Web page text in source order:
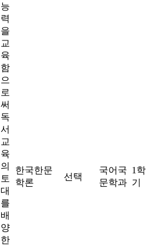
능
력
을
교
육
함
으
로
써
독
서
교
육
의
토
대
를
배
양
한
한국한문
학론
선택
국어국
문학과
1학
기